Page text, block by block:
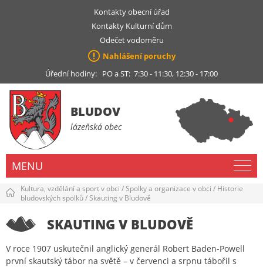
Kontakty obecní úřad
Kontakty Kulturní dům
Odečet vodoměru
Nahlášení poruchy
Úřední hodiny: PO a ST: 7:30 - 11:30, 12:30 - 17:00
BLUDOV
lázeňská obec
MENU
Kultura, vzdělání a sport v obci /Spolky a organizace v obci / Historie
bludovských spolků/Skauting v Bludově
SKAUTING V BLUDOVĚ
V roce 1907 uskutečnil anglický generál Robert Baden-Powell
první skautský tábor na světě – v červenci a srpnu tábořil s